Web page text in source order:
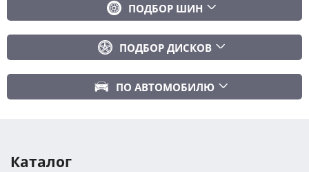
ПОДБОР ШИН
ПОДБОР ДИСКОВ
ПО АВТОМОБИЛЮ
Год авто
Каталог